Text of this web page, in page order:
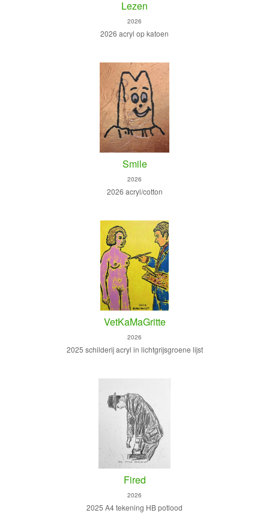
Lezen
2026
2026 acryl op katoen
Smile
2026
2026 acryl/cotton
VetKaMaGritte
2026
2025 schilderij acryl in lichtgrijsgroene lijst
Fired
2026
2025 A4 tekening HB potlood